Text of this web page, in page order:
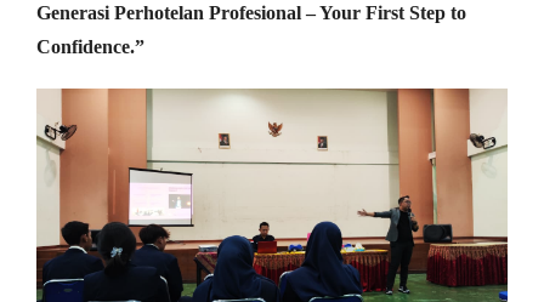
Generasi Perhotelan Profesional – Your First Step to
Confidence.”